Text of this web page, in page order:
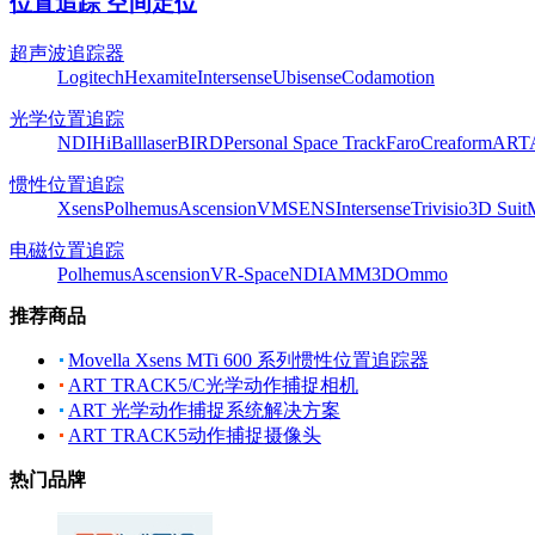
超声波追踪器
LogitechHexamiteIntersenseUbisenseCodamotion
光学位置追踪
NDIHiBalllaserBIRDPersonal Space TrackFaroCreaformART
惯性位置追踪
XsensPolhemusAscensionVMSENSIntersenseTrivisio3D Suit
电磁位置追踪
PolhemusAscensionVR-SpaceNDIAMM3DOmmo
推荐商品
Movella Xsens MTi 600 系列惯性位置追踪器
ART TRACK5/C光学动作捕捉相机
ART 光学动作捕捉系统解决方案
ART TRACK5动作捕捉摄像头
热门品牌